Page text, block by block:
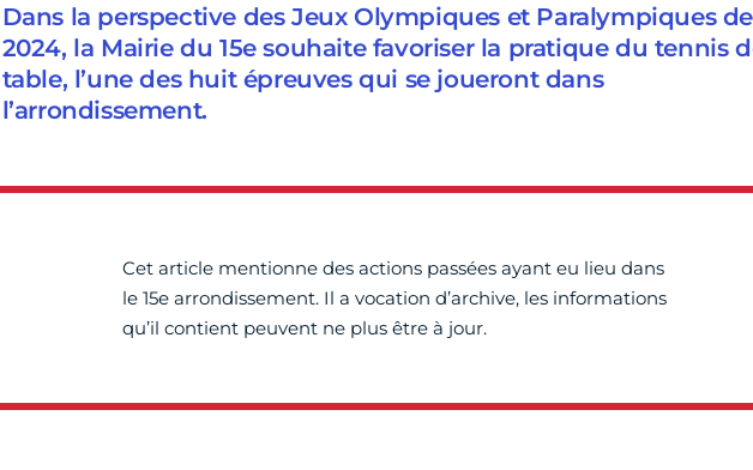
Dans la perspective des Jeux Olympiques et Paralympiques de
2024, la Mairie du 15e souhaite favoriser la pratique du tennis
table, l’une des huit épreuves qui se joueront dans
l’arrondissement.
Cet article mentionne des actions passées ayant eu lieu dans
le 15e arrondissement. Il a vocation d’archive, les informations
qu’il contient peuvent ne plus être à jour.